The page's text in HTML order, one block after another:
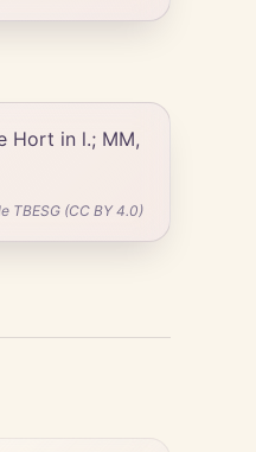
TBESG (CC BY 4.0)